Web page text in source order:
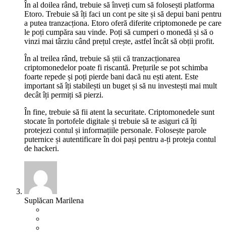
În al doilea rând, trebuie să înveți cum să folosești platforma
Etoro. Trebuie să îți faci un cont pe site și să depui bani pentru
a putea tranzacționa. Etoro oferă diferite criptomonede pe care
le poți cumpăra sau vinde. Poți să cumperi o monedă și să o
vinzi mai târziu când prețul crește, astfel încât să obții profit.
În al treilea rând, trebuie să știi că tranzacționarea
criptomonedelor poate fi riscantă. Prețurile se pot schimba
foarte repede și poți pierde bani dacă nu ești atent. Este
important să îți stabilești un buget și să nu investești mai mult
decât îți permiți să pierzi.
În fine, trebuie să fii atent la securitate. Criptomonedele sunt
stocate în portofele digitale și trebuie să te asiguri că îți
protejezi contul și informațiile personale. Folosește parole
puternice și autentificare în doi pași pentru a-ți proteja contul
de hackeri.
Suplăcan Marilena